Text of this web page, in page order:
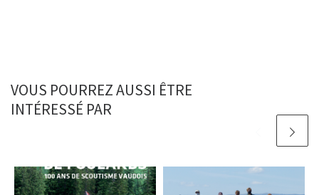
VOUS POURREZ AUSSI ÊTRE
INTÉRESSÉ PAR